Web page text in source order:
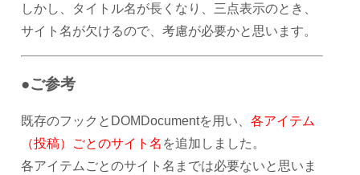
しかし、タイトル名が長くなり、三点表示のとき、
サイト名が欠けるので、考慮が必要かと思います。
●ご参考
既存のフックと DOMDocumentを用い、 各アイテム
（投稿）ごとのサイト名 を追加しました。
各アイテムごとのサイト名までは必要ないと思いま